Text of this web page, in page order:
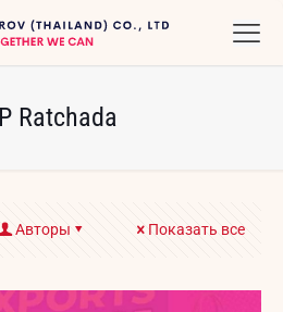
Ratchada
Авторы Показать все